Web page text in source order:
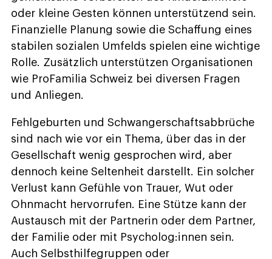
oder kleine Gesten können unterstützend sein.
Finanzielle Planung sowie die Schaffung eines
stabilen sozialen Umfelds spielen eine wichtige
Rolle. Zusätzlich unterstützen Organisationen
wie ProFamilia Schweiz bei diversen Fragen
und Anliegen.
Fehlgeburten und Schwangerschaftsabbrüche
sind nach wie vor ein Thema, über das in der
Gesellschaft wenig gesprochen wird, aber
dennoch keine Seltenheit darstellt. Ein solcher
Verlust kann Gefühle von Trauer, Wut oder
Ohnmacht hervorrufen. Eine Stütze kann der
Austausch mit der Partnerin oder dem Partner,
der Familie oder mit Psycholog:innen sein.
Auch Selbsthilfegruppen oder